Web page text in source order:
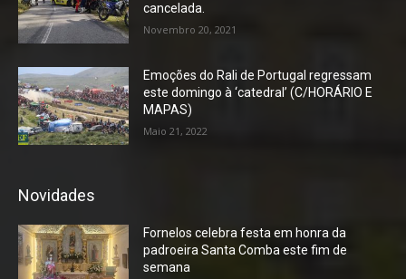
cancelada.
Novembro 20, 2021
Emoções do Rali de Portugal regressam
este domingo à ‘catedral’ (C/HORÁRIO E
MAPAS)
Maio 21, 2022
Novidades
Fornelos celebra festa em honra da
padroeira Santa Comba este fim de
semana